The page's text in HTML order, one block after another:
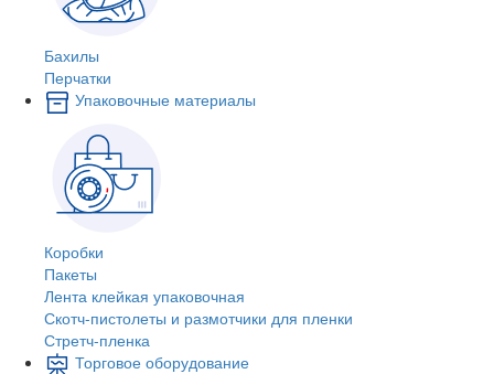
Бахилы
Перчатки
Упаковочные материалы
Коробки
Пакеты
Лента клейкая упаковочная
Скотч-пистолеты и размотчики для пленки
Стретч-пленка
Торговое оборудование